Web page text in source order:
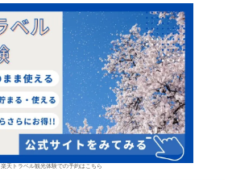
楽天トラベル観光体験での予約はこちら